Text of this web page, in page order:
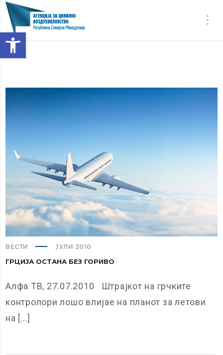
Open toolbar
ВЕСТИ ЈУЛИ 2010
ГРЦИЈА ОСТАНА БЕЗ ГОРИВО
Алфа ТВ, 27.07.2010 Штрајкот на грчките
контролори лошо влијае на планот за летови
на [...]